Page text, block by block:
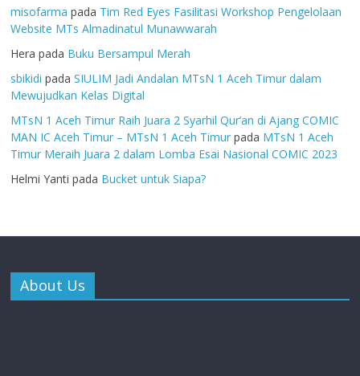
misofarma pada Tim Red Eyes Fasilitasi Workshop Pengelolaan
Website MTs Almadinatul Munawwarah
Hera pada Buku Bersampul Merah
sbikidi padaSIULIM Jadi Andalan MTsN 1 Aceh Timur dalam
Mewujudkan Kelas Digital
MTsN 1 Aceh Timur Raih Juara 2 Syarhil Qur’an di Ajang COMIC
MAN IC Aceh Timur – MTsN 1 Aceh Timur pada MTsN 1 Aceh
Timur Meraih Juara 2 dalam Lomba Esai Nasional COMIC 2023
Helmi Yanti pada Bucket untuk Siapa?
About Us